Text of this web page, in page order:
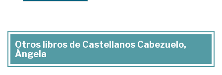
Otros libros de Castellanos Cabezuelo,
Ángela